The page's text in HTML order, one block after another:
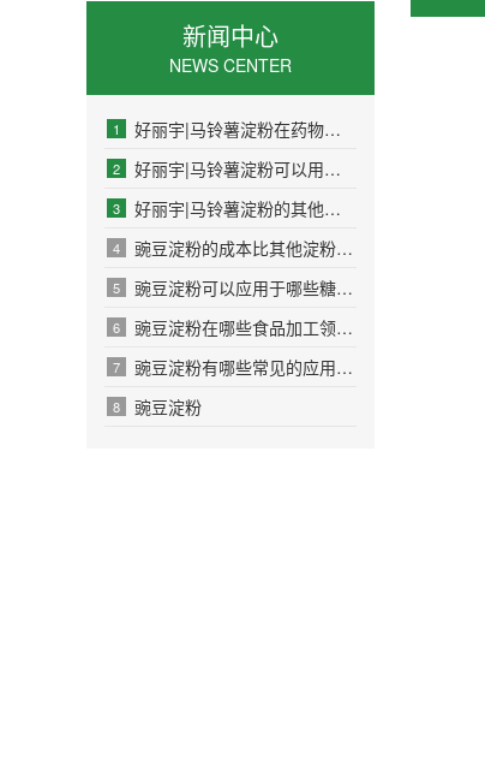
新闻中心
NEWS CENTER
1 好丽宇|马铃薯淀粉在药物制剂中的作用是什么
2 好丽宇|马铃薯淀粉可以用于制药工业吗
3 好丽宇|马铃薯淀粉的其他名称是什么
4 豌豆淀粉的成本比其他淀粉高多少呢
5 豌豆淀粉可以应用于哪些糖果生产领域呢
6 豌豆淀粉在哪些食品加工领域有应用价值
7 豌豆淀粉有哪些常见的应用场景和案例吗
8 豌豆淀粉